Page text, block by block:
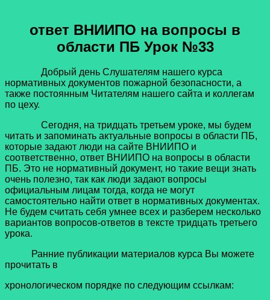
ответ ВНИИПО на вопросы в
области ПБ Урок №33
Добрый день Слушателям нашего курса
нормативных документов пожарной безопасности, а
также постоянным Читателям нашего сайта и коллегам
по цеху.
Сегодня, на тридцать третьем уроке, мы будем
читать и запоминать актуальные вопросы в области ПБ,
которые задают люди на сайте ВНИИПО и
соответственно, ответ ВНИИПО на вопросы в области
ПБ. Это не нормативный документ, но такие вещи знать
очень полезно, так как люди задают вопросы
официальным лицам тогда, когда не могут
самостоятельно найти ответ в нормативных документах.
Не будем считать себя умнее всех и разберем несколько
вариантов вопросов-ответов в тексте тридцать третьего
урока.
Ранние публикации материалов курса Вы можете
прочитать в
хронологическом порядке по следующим ссылкам: